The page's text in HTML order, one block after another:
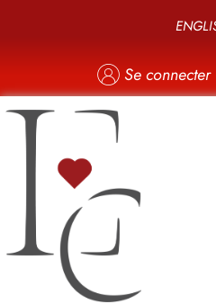
Se connecter